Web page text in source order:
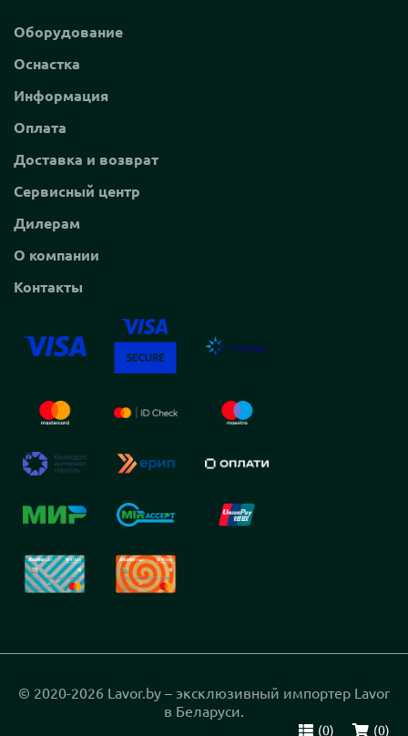
(0) (0)
Оборудование
Оснастка
Информация
Оплата
Доставка и возврат
Сервисный центр
Дилерам
О компании
Контакты
© 2020-2026 Lavor.by – эксклюзивный импортер Lavor
в Беларуси.